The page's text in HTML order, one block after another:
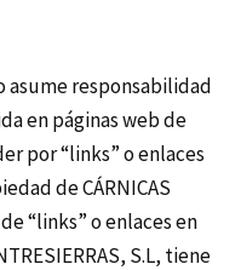
asume responsabilidad
en páginas web de
por “links” o enlaces
de CÁRNICAS
“links” o enlaces en
S.L, tiene